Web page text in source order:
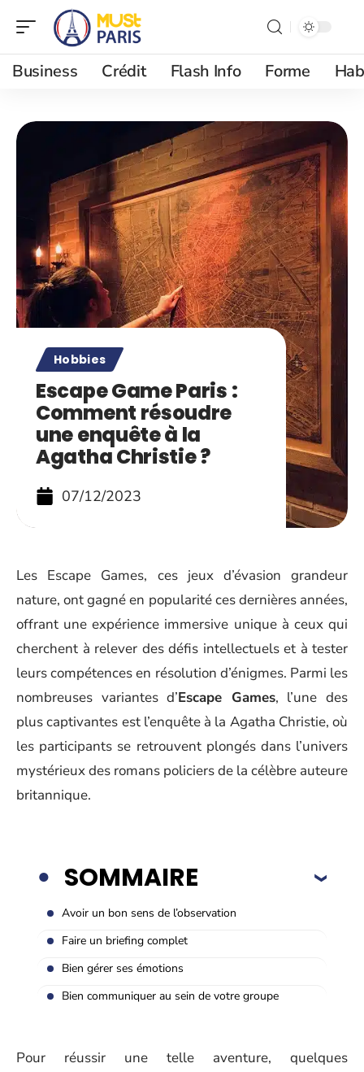
Business Crédit Flash Info Forme
Hobbies
Escape Game Paris :
Comment résoudre
une enquête à la
Agatha Christie ?
07/12/2023
Les Escape Games, ces jeux d’évasion grandeur
nature, ont gagné en popularité ces dernières années,
offrant une expérience immersive unique à ceux qui
cherchent à relever des défis intellectuels et à tester
leurs compétences en résolution d’énigmes. Parmi les
nombreuses variantes d’Escape Games, l’une des
plus captivantes est l’enquête à la Agatha Christie, où
les participants se retrouvent plongés dans l’univers
mystérieux des romans policiers de la célèbre auteure
britannique.
SOMMAIRE
Avoir un bon sens de l’observation
Faire un briefing complet
Bien gérer ses émotions
Bien communiquer au sein de votre groupe
Pour réussir une telle aventure, quelques